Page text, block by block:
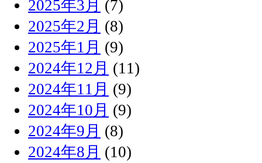
2025年3月 (7)
2025年2月 (8)
2025年1月 (9)
2024年12月 (11)
2024年11月 (9)
2024年10月 (9)
2024年9月 (8)
2024年8月 (10)